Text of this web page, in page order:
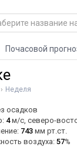
Почасовой
Неделя
осадков
4м/с, северо-
743 мм рт.ст.
воздуха:57%